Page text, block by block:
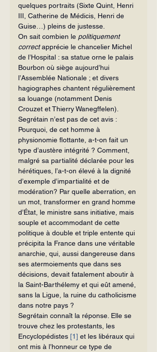
quelques portraits (Sixte Quint, Henri
III, Catherine de Médicis, Henri de
Guise…) pleins de justesse.
On sait combien le politiquement
correct apprécie le chancelier Michel
de l’Hospital : sa statue orne le palais
Bourbon où siège aujourd’hui
l’Assemblée Nationale ; et divers
hagiographes chantent régulièrement
sa louange (notamment Denis
Crouzet et Thierry Wanegffelen).
Segrétain n’est pas de cet avis :
Pourquoi, de cet homme à
physionomie flottante, a-t-on fait un
type d’austère intégrité ? Comment,
malgré sa partialité déclarée pour les
hérétiques, l’a-t-on élevé à la dignité
d’exemple d’impartialité et de
modération? Par quelle aberration, en
un mot, transformer en grand homme
d’État, le ministre sans initiative, mais
souple et accommodant de cette
politique à double et triple entente qui
précipita la France dans une véritable
anarchie, qui, aussi dangereuse dans
ses atermoiements que dans ses
décisions, devait fatalement aboutir à
la Saint-Barthélemy et qui eût amené,
sans la Ligue, la ruine du catholicisme
dans notre pays ?
Segrétain connaît la réponse. Elle se
trouve chez les protestants, les
Encyclopédistes [1] et les libéraux qui
ont mis à l’honneur ce type de